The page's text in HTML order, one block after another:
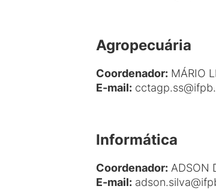
Agropecuária
Coordenador: MÁRIO
E-mail:
Informática
Coordenador: ADSON
E-mail: